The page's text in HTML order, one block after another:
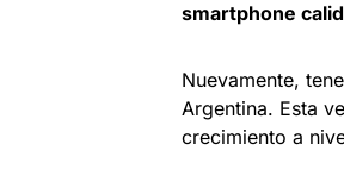
smartphone
Nuevamente,
Argentina. Esta
crecimiento a